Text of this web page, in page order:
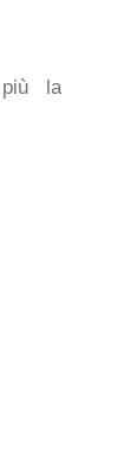
più la